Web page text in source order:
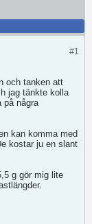
#1
och tanken att
jag tänkte kolla
på några
kan komma med
kostar ju en slant
g gör mig lite